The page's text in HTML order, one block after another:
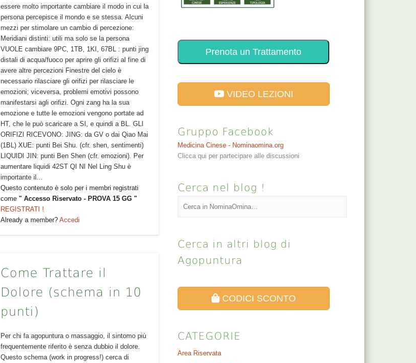
essere molto importante cambiare il modo in cui la
persona percepisce il mondo e se stessa. Alcuni
mezzi per stimolare un cambio di percezione:
Meridiani distinti: utili ma solo se la persona
VUOLE cambiare 9PC, 1TB, 1KI, 67BL : punti jing
distali di acqua/fuoco per aprire gli orifizi al fine di
avere altre percezioni Finestre del cielo è
necessario rilasciare gli orifizi per rilasciare le
emozioni; viceversa, problemi emotivi possono
manifestarsi agli orifizi. Ogni zang ha la sua
emozione e tutte le emozioni vengono portate ad
HT, che le può scaricare a SI, e quindi a BL. GLI
ORIFIZI RICEVONO: JING: da GV o dai Qiao Mai
(1BL) XUE: punti Bei Shu. (cfr. shen, sentimenti)
LIQUIDI JIN: punti Ben Shen (cfr. emozioni). Per
aumentare liquidi 42ST QI NI Nel Ling Shu è
importante il...
Questo contenuto è solo per i membri registrati
come " Accesso Riservato - PROVA 15 GG "
REGISTRATI !
Already a member? Accedi
Come Trattare il
Dolore (schema in 10
punti)
Per chi fa agopuntura o massaggio, il sintomo più
frequentemente riferito è senza dubbio il dolore.
Questo schema (work in progress!) cerca di
Prenota un Trattamento
VIDEO LEZIONI
Gruppo Facebook
Medicina Cinese - Nominaomina.org
Clicca qui per partecipare alle discussioni
Cerca nel blog !
Cerca in altri blog di
Agopuntura
CODICI SCONTO
CATEGORIE
Area Riservata